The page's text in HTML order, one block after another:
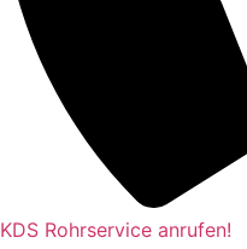
KDS Rohrservice anrufen!